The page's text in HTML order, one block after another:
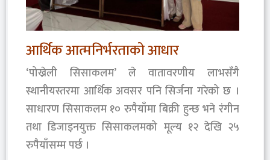
आर्थिक आत्मनिर्भरताको आधार
‘पोख्रेली सिसाकलम’ ले वातावरणीय लाभसँगै
स्थानीयस्तरमा आर्थिक अवसर पनि सिर्जना गरेको छ ।
साधारण सिसाकलम १० रुपैयाँमा बिक्री हुन्छ भने रंगीन
तथा डिजाइनयुक्त सिसाकलमको मूल्य १२ देखि २५
रुपैयाँसम्म पर्छ ।